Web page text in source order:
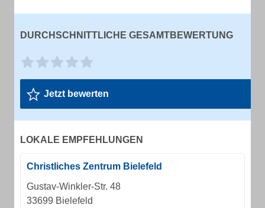
DURCHSCHNITTLICHE GESAMTBEWERTUNG
Jetzt bewerten
LOKALE EMPFEHLUNGEN
Christliches Zentrum Bielefeld
Gustav-Winkler-Str. 48
33699 Bielefeld